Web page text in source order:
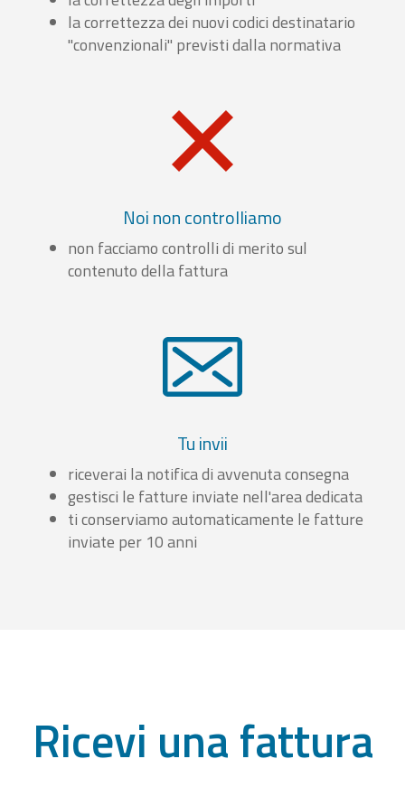
la correttezza dei nuovi codici destinatario
"convenzionali" previsti dalla normativa
Noi non controlliamo
non facciamo controlli di merito sul
contenuto della fattura
Tu invii
riceverai la notifica di avvenuta consegna
gestisci le fatture inviate nell'area dedicata
ti conserviamo automaticamente le fatture
inviate per 10 anni
Ricevi una fattura